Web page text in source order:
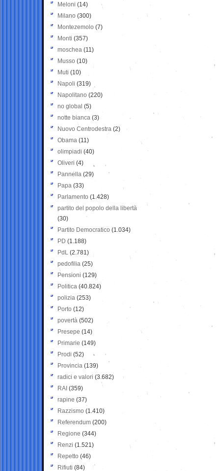
Meloni (14)
Milano (300)
Montezemolo (7)
Monti (357)
moschea (11)
Musso (10)
Muti (10)
Napoli (319)
Napolitano (220)
no global (5)
notte bianca (3)
Nuovo Centrodestra (2)
Obama (11)
olimpiadi (40)
Oliveri (4)
Pannella (29)
Papa (33)
Parlamento (1.428)
partito del popolo della libertà
(30)
Partito Democratico (1.034)
PD (1.188)
PdL (2.781)
pedofilia (25)
Pensioni (129)
Politica (40.824)
polizia (253)
Porto (12)
povertà (502)
Presepe (14)
Primarie (149)
Prodi (52)
Provincia (139)
radici e valori (3.682)
RAI (359)
rapine (37)
Razzismo (1.410)
Referendum (200)
Regione (344)
Renzi (1.521)
Repetto (46)
Rifiuti (84)